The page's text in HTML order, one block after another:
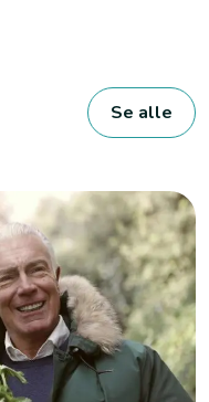
Se alle